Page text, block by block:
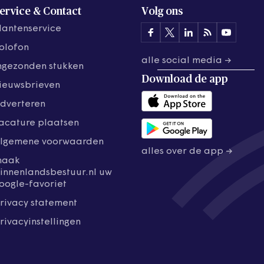
& Contact
stukken
plaatsen
voorwaarden
uw
favoriet
statement
Volg ons
alle social media →
Download de app
alles over de app →